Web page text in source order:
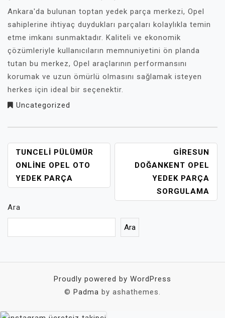
Ankara'da bulunan toptan yedek parça merkezi, Opel
sahiplerine ihtiyaç duydukları parçaları kolaylıkla temin
etme imkanı sunmaktadır. Kaliteli ve ekonomik
çözümleriyle kullanıcıların memnuniyetini ön planda
tutan bu merkez, Opel araçlarının performansını
korumak ve uzun ömürlü olmasını sağlamak isteyen
herkes için ideal bir seçenektir.
Uncategorized
YAZI
GEZINMESI
TUNCELI PÜLÜMÜR
ONLINE OPEL OTO
YEDEK PARÇA
GIRESUN
DOĞANKENT OPEL
YEDEK PARÇA
SORGULAMA
Ara
Ara
Proudly powered by WordPress
© Padma by ashathemes.